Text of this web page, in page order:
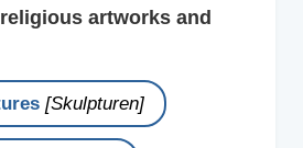
artworks and
[Skulpturen]